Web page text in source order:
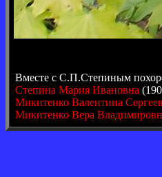
Вместе с С.П.Степиным
Степина Мария Ивановна
Микитенко Валентина
Микитенко Вера